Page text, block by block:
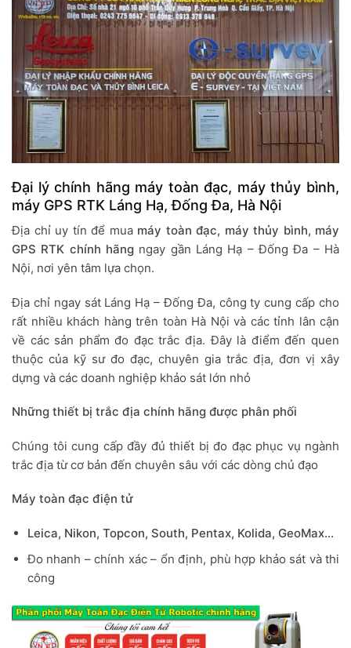
Đại lý chính hãng máy toàn đạc, máy thủy bình,
máy GPS RTK Láng Hạ, Đống Đa, Hà Nội
Địa chỉ uy tín để mua máy toàn đạc, máy thủy bình, máy
GPS RTK chính hãng ngay gần Láng Hạ – Đống Đa – Hà
Nội, nơi yên tâm lựa chọn.
Địa chỉ ngay sát Láng Hạ – Đống Đa, công ty cung cấp cho
rất nhiều khách hàng trên toàn Hà Nội và các tỉnh lân cận
về các sản phẩm đo đạc trắc địa. Đây là điểm đến quen
thuộc của kỹ sư đo đạc, chuyên gia trắc địa, đơn vị xây
dựng và các doanh nghiệp khảo sát lớn nhỏ
Những thiết bị trắc địa chính hãng được phân phối
Chúng tôi cung cấp đầy đủ thiết bị đo đạc phục vụ ngành
trắc địa từ cơ bản đến chuyên sâu với các dòng chủ đạo
Máy toàn đạc điện tử
Leica, Nikon, Topcon, South, Pentax, Kolida, GeoMax…
Đo nhanh – chính xác – ổn định, phù hợp khảo sát và thi
công